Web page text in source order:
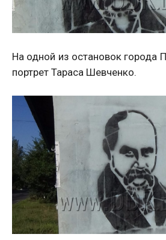
На одной из остановок города
портрет Тараса Шевченко.